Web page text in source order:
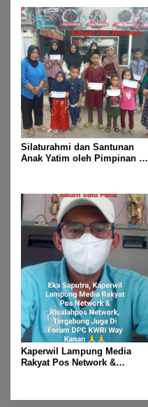
Taekwondo Championship
2026
Silaturahmi dan Santunan
Anak Yatim oleh Pimpinan PT
Kaperwil Lampung Media
Rakyat Pos Network &